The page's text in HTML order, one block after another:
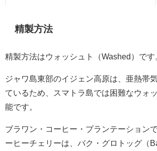
精製方法
精製方法はウォッシュト（Washed）です
ジャワ島東部のイジェン高原は、亜熱帯
ているため、スマトラ島では困難なウォ
能です。
ブラワン・コーヒー・プランテーション
ーヒーチェリーは、バク・グロトッグ（